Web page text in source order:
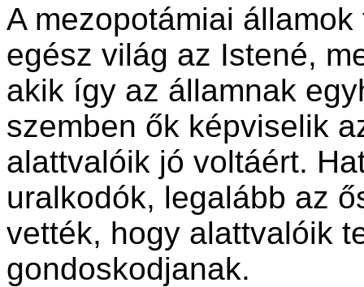
A mezopotámiai
egész világ az Istené,
akik így az államnak
szemben ők képviselik
alattvalóik jó voltáért.
uralkodók, legalább az
vették, hogy alattvalóik
gondoskodjanak.